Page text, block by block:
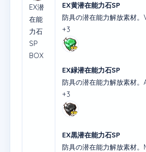
EX潜
在能
力石
SP
BOX
EX黄潜在能力石SP
防具の潜在能力解放素材。
+3
EX緑潜在能力石SP
防具の潜在能力解放素材。
+3
EX黒潜在能力石SP
防具の潜在能力解放素材。